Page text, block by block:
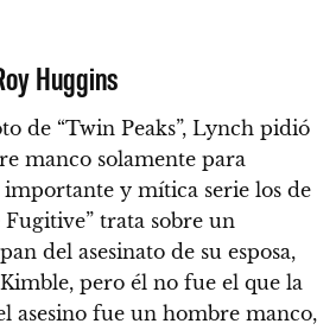
Huggins
de “Twin Peaks”, Lynch pidió
manco solamente para
importante y mítica serie los de
Fugitive” trata sobre un
del asesinato de su esposa,
pero él no fue el que la
asesino fue un hombre manco,